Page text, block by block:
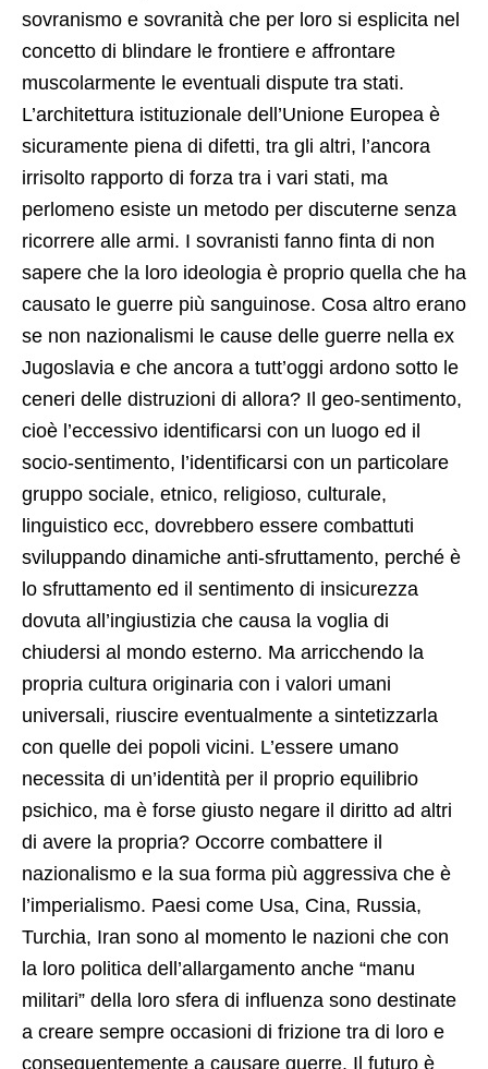
sovranismo e sovranità che per loro si esplicita nel
concetto di blindare le frontiere e affrontare
muscolarmente le eventuali dispute tra stati.
L’architettura istituzionale dell’Unione Europea è
sicuramente piena di difetti, tra gli altri, l’ancora
irrisolto rapporto di forza tra i vari stati, ma
perlomeno esiste un metodo per discuterne senza
ricorrere alle armi. I sovranisti fanno finta di non
sapere che la loro ideologia è proprio quella che ha
causato le guerre più sanguinose. Cosa altro erano
se non nazionalismi le cause delle guerre nella ex
Jugoslavia e che ancora a tutt’oggi ardono sotto le
ceneri delle distruzioni di allora? Il geo-sentimento,
cioè l’eccessivo identificarsi con un luogo ed il
socio-sentimento, l’identificarsi con un particolare
gruppo sociale, etnico, religioso, culturale,
linguistico ecc, dovrebbero essere combattuti
sviluppando dinamiche anti-sfruttamento, perché è
lo sfruttamento ed il sentimento di insicurezza
dovuta all’ingiustizia che causa la voglia di
chiudersi al mondo esterno. Ma arricchendo la
propria cultura originaria con i valori umani
universali, riuscire eventualmente a sintetizzarla
con quelle dei popoli vicini. L’essere umano
necessita di un’identità per il proprio equilibrio
psichico, ma è forse giusto negare il diritto ad altri
di avere la propria? Occorre combattere il
nazionalismo e la sua forma più aggressiva che è
l’imperialismo. Paesi come Usa, Cina, Russia,
Turchia, Iran sono al momento le nazioni che con
la loro politica dell’allargamento anche “manu
militari” della loro sfera di influenza sono destinate
a creare sempre occasioni di frizione tra di loro e
conseguentemente a causare guerre. Il futuro è